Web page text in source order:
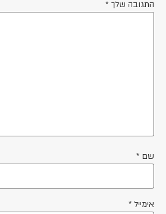
התגובה שלך *
שם *
אימייל *